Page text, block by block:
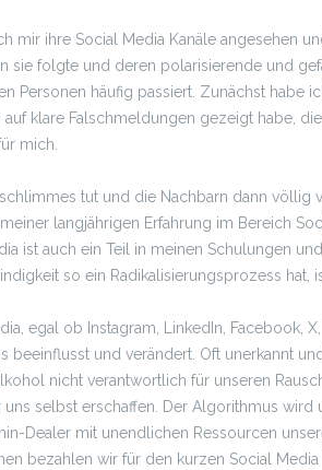
mir ihre Social Media Kanäle angesehen
sie folgte und deren polarisierende und
Personen häufig passiert. Zunächst
klare Falschmeldungen gezeigt habe,
mich.
tut und die Nachbarn dann
langjährigen Erfahrung im Bereich
ist auch ein Teil in meinen Schulungen
so ein Radikalisierungsprozess
egal ob Instagram, LinkedIn, Facebook,
beeinflusst und verändert. Oft unerkannt
nicht verantwortlich für unseren
selbst erschaffen. Der Algorithmus
Dealer mit unendlichen Ressourcen
bezahlen wir für den kurzen Social Media